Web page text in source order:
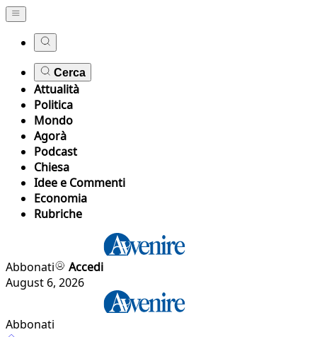
Cerca
Attualità
Politica
Mondo
Agorà
Podcast
Chiesa
Idee e Commenti
Economia
Rubriche
Abbonati
Accedi
August 6, 2026
Abbonati